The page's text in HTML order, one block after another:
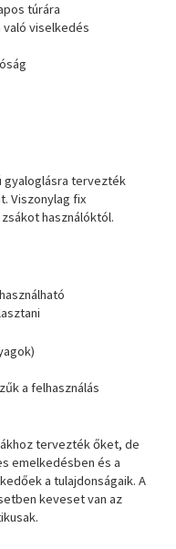
túrára
viselkedés
gyaloglásra tervezték
Viszonylag fix
használóktól.
a felhasználás
tervezték őket, de
emelkedésben és a
a tulajdonságaik. A
keveset van az